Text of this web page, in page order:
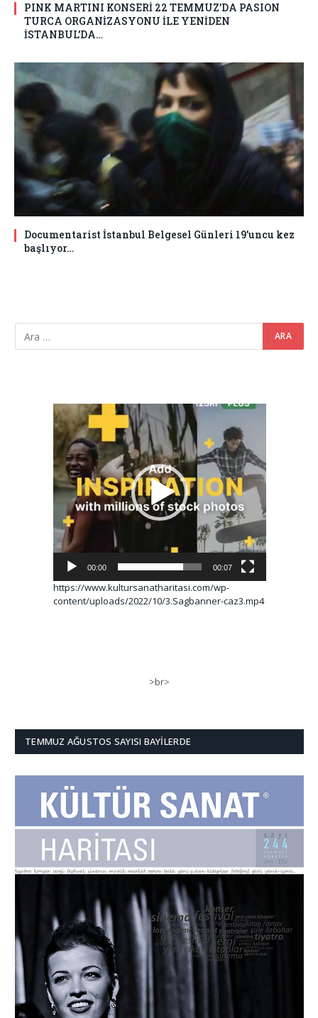
PINK MARTINI KONSERİ 22 TEMMUZ’DA PASION
TURCA ORGANİZASYONU İLE YENİDEN
İSTANBUL’DA…
Documentarist İstanbul Belgesel Günleri 19’uncu kez
başlıyor…
Video
oynatıcı
00:00 00:07
https://www.kultursanatharitasi.com/wp-
content/uploads/2022/10/3.Sagbanner-caz3.mp4
>br>
TEMMUZ AĞUSTOS SAYISI BAYILERDE